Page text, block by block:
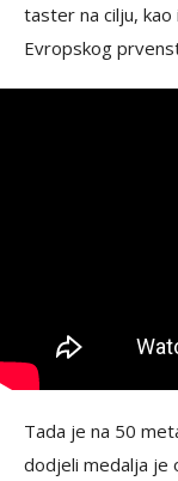
taster na cilju, kao
Evropskog
Tada je na 50
dodjeli medalja je